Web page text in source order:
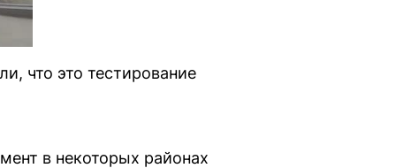
что это тестирование
в некоторых районах